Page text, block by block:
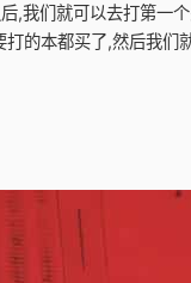
,我们就可以去打第一
打的本都买了,然后我们